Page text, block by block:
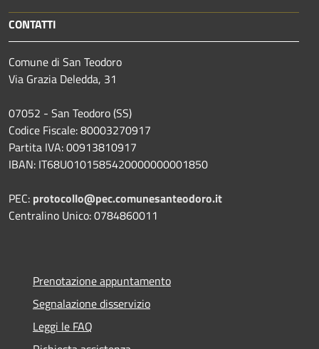
CONTATTI
Comune di San Teodoro
Via Grazia Deledda, 31
07052 - San Teodoro (SS)
Codice Fiscale: 80003270917
Partita IVA: 00913810917
IBAN: IT68U0101585420000000001850
PEC: protocollo@pec.comunesanteodoro.it
Centralino Unico: 0784860011
Prenotazione appuntamento
Segnalazione disservizio
Leggi le FAQ